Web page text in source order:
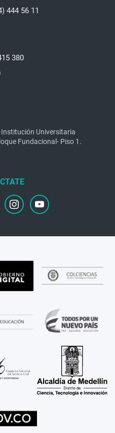
444 56 11
380
Universitaria
Fundacional- Piso 1.